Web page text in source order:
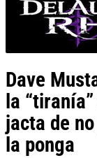
Dave
la
jacta de
la ponga